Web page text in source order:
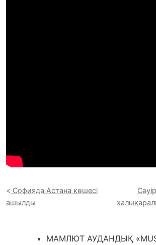
Софияда Астана көшесі
ашылды
МАМЛЮТ АУДАНДЫҚ